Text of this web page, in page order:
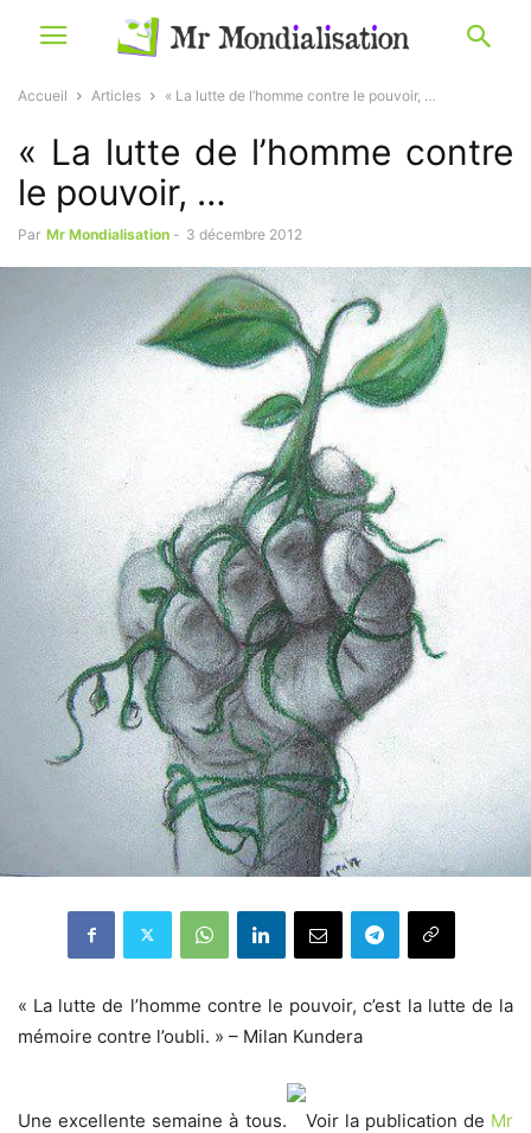
Accueil Articles « La lutte de l’homme contre le pouvoir, …
« La lutte de l’homme contre
le pouvoir, …
Par Mr Mondialisation - 3 décembre 2012
« La lutte de l’homme contre le pouvoir, c’est la lutte de la
mémoire contre l’oubli. » – Milan Kundera
Une excellente semaine à tous. Voir la publication de Mr